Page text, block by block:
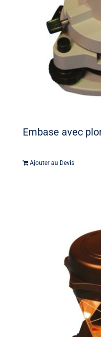
Embase avec
Ajouter au Devis